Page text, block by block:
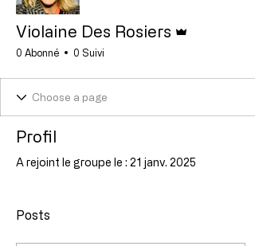
Violaine Des Rosiers
0 Abonné 0 Suivi
Profil
A rejoint le groupe le : 21 janv. 2025
Posts